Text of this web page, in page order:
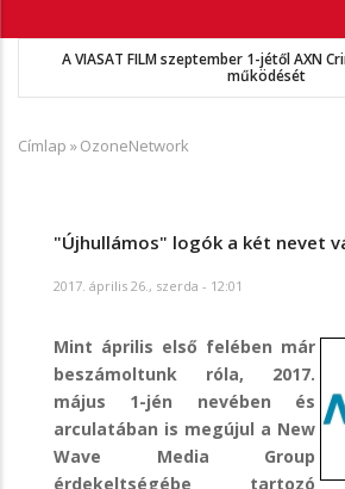
A VIASAT FILM szeptember 1-jétől AXN
működését
Morzsa
Címlap »OzoneNetwork
"Újhullámos" logók a két nevet
2017. április 26., szerda - 12:01
Mint április első felében már
beszámoltunk róla, 2017.
május 1-jén nevében és
arculatában is megújul a New
Wave Media Group
érdekeltségébe tartozó